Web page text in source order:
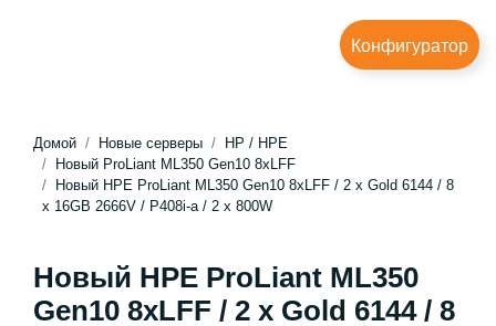
Конфигуратор
Домой Новые серверы
HP / HPE
Новый ProLiant ML350 Gen10 8xLFF
Новый HPE ProLiant ML350 Gen10 8xLFF / 2 x Gold 6144 / 8
x 16GB 2666V / P408i-a / 2 x 800W
Новый HPE ProLiant ML350
Gen10 8xLFF / 2 x Gold 6144 / 8